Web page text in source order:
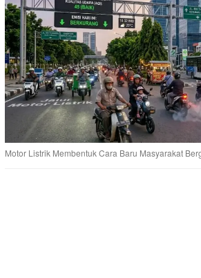
Motor Listrik Membentuk Cara Baru Masyarakat